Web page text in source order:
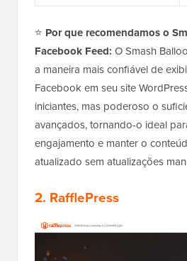
⭐ Por que recomendamos o
Facebook Feed: O Smash
a maneira mais confiável de
Facebook em seu site
iniciantes, mas poderoso o
avançados, tornando-o ideal
engajamento e manter o
atualizado sem atualizações
2. RafflePress